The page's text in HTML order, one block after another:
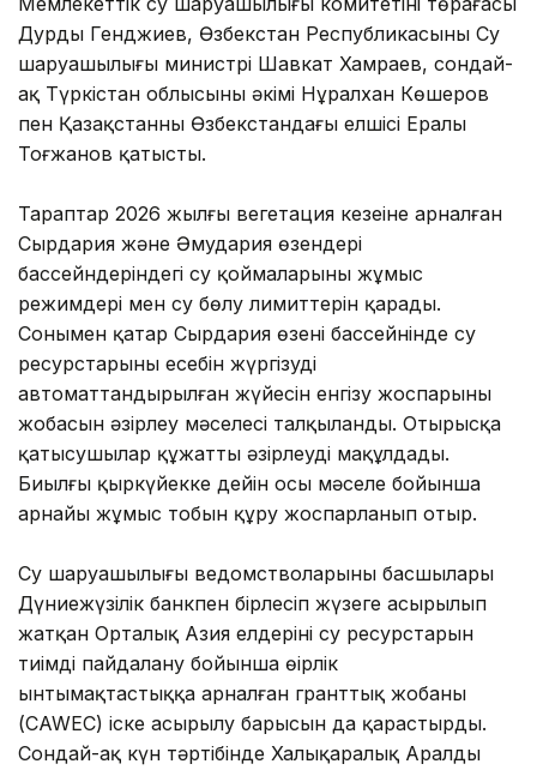
Дурды Генджиев, Өзбекстан Республикасының Су
шаруашылығы министрі Шавкат Хамраев, сондай-
ақ Түркістан облысының әкімі Нұралхан Көшеров
пен Қазақстанның Өзбекстандағы елшісі Ералы
Тоғжанов қатысты.
Тараптар 2026 жылғы вегетация кезеңіне арналған
Сырдария және Әмудария өзендері
бассейндеріндегі су қоймаларының жұмыс
режимдері мен су бөлу лимиттерін қарады.
Сонымен қатар Сырдария өзені бассейнінде су
ресурстарының есебін жүргізудің
автоматтандырылған жүйесін енгізу жоспарының
жобасын әзірлеу мәселесі талқыланды. Отырысқа
қатысушылар құжатты әзірлеуді мақұлдады.
Биылғы қыркүйекке дейін осы мәселе бойынша
арнайы жұмыс тобын құру жоспарланып отыр.
Су шаруашылығы ведомстволарының басшылары
Дүниежүзілік банкпен бірлесіп жүзеге асырылып
жатқан Орталық Азия елдерінің су ресурстарын
тиімді пайдалану бойынша өңірлік
ынтымақтастыққа арналған гранттық жобаның
(CAWEC) іске асырылу барысын да қарастырды.
Сондай-ақ күн тәртібінде Халықаралық Аралды